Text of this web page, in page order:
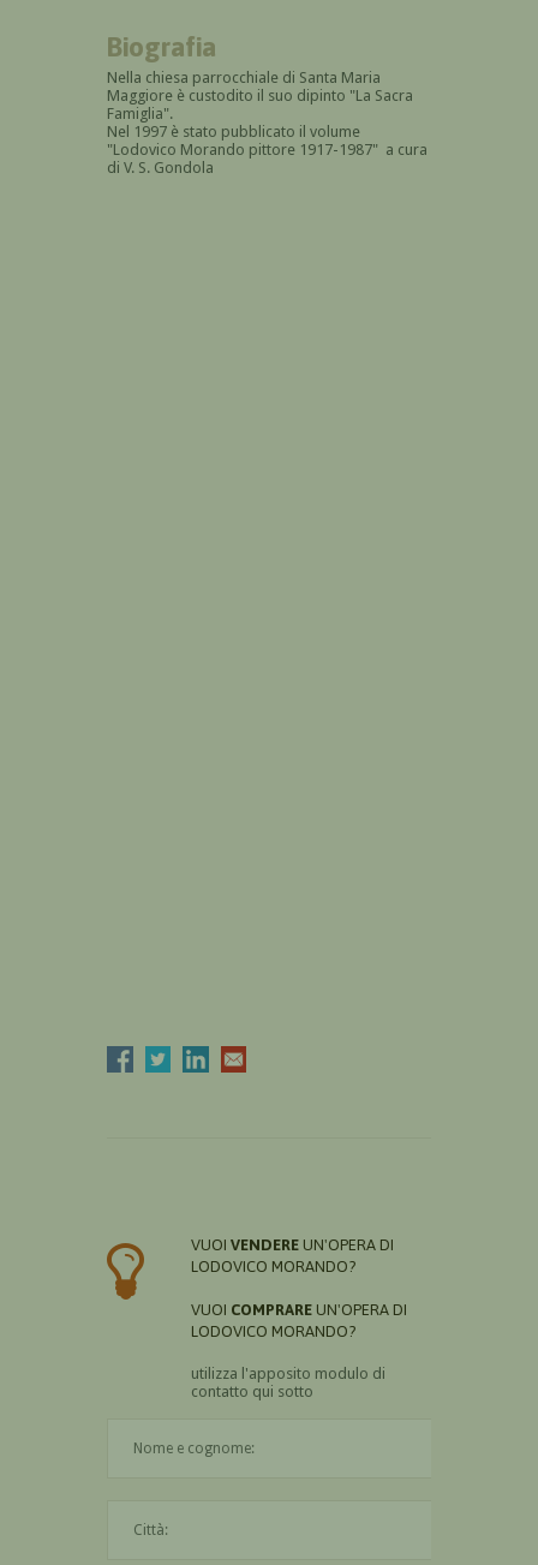
Biografia
Nella chiesa parrocchiale di Santa Maria
Maggiore è custodito il suo dipinto "La Sacra
Famiglia".
Nel 1997 è stato pubblicato il volume
"Lodovico Morando pittore 1917-1987" a cura
di V. S. Gondola
VUOI VENDERE UN'OPERA DI
LODOVICO MORANDO?
VUOI COMPRARE UN'OPERA DI
LODOVICO MORANDO?
utilizza l'apposito modulo di
contatto qui sotto